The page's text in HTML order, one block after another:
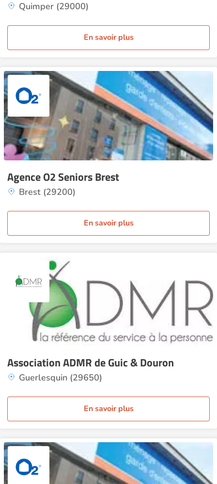
Quimper (29000)
En savoir plus
Agence O2 Seniors Brest
Brest (29200)
En savoir plus
Association ADMR de Guic & Douron
Guerlesquin (29650)
En savoir plus